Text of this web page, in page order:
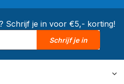
Schrijf je in voor €5,- korting!
Schrijf je in